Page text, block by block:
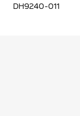
DH9240-011